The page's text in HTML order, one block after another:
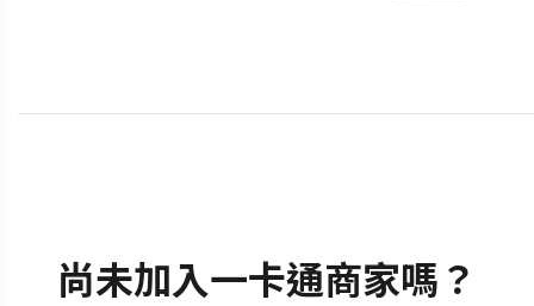
尚未加入一卡通商家嗎？